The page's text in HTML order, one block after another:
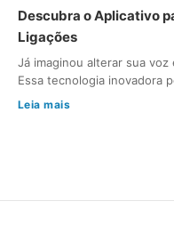
Descubra o Aplicativo
Ligações
Já imaginou alterar sua
Essa tecnologia inovadora
Leia mais